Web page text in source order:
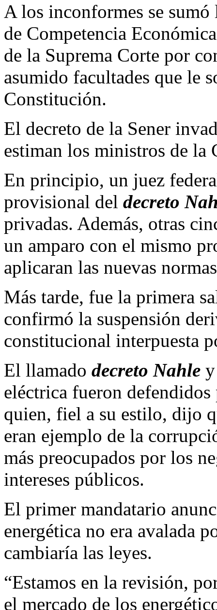
A los inconformes se
de Competencia
de la Suprema Corte por
asumido facultades que le
Constitución.
El decreto de la Sener
estiman los ministros de la
En principio, un juez
provisional del decreto
privadas. Además, otras
un amparo con el mismo
aplicaran las nuevas
Más tarde, fue la primera
confirmó la suspensión
constitucional interpuesta
El llamado decreto Nahle
eléctrica fueron
quien, fiel a su estilo, dijo
eran ejemplo de la
más preocupados por los
intereses públicos.
El primer mandatario
energética no era avalada
cambiaría las leyes.
“Estamos en la revisión,
el mercado de los